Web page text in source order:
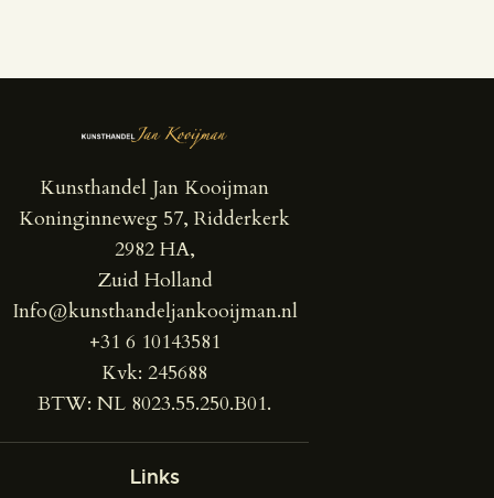
Kunsthandel Jan Kooijman
Koninginneweg 57, Ridderkerk
2982 HA,
Zuid Holland
Info@kunsthandeljankooijman.nl
+31 6 10143581
Kvk: 245688
BTW: NL 8023.55.250.B01.
Links